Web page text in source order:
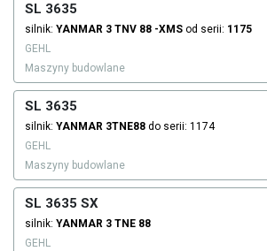
SL 3635
silnik: YANMAR 3 TNV 88 -XMS od serii: 1175
GEHL
Maszyny budowlane
SL 3635
silnik: YANMAR 3TNE88 do serii: 1174
GEHL
Maszyny budowlane
SL 3635 SX
silnik: YANMAR 3 TNE 88
GEHL